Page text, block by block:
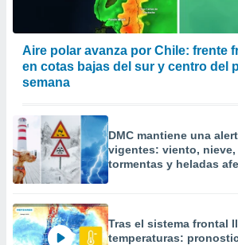
Aire polar avanza por Chile: frente
en cotas bajas del sur y centro del
semana
DMC mantiene una
vigentes: viento, nieve,
tormentas y heladas
Tras el sistema frontal
temperaturas: